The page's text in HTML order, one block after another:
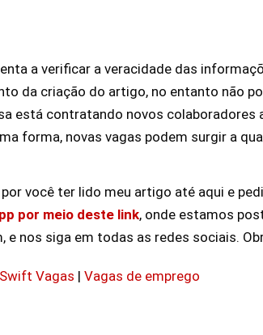
a verificar a veracidade das
da criação do artigo, no entanto não
está contratando novos colaboradores
forma, novas vagas podem surgir a
você ter lido meu artigo até aqui e
por meio deste link, onde estamos
e nos siga em todas as redes sociais.
Swift Vagas | Vagas de emprego